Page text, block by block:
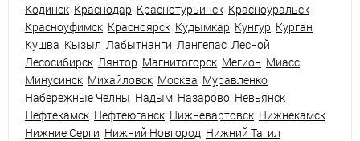
Кодинск Краснодар Краснотурьинск Красноуральск
Красноуфимск Красноярск Кудымкар Кунгур Курган
Кушва Кызыл Лабытнанги Лангепас Лесной
Лесосибирск Лянтор Магнитогорск Мегион Миасс
Минусинск Михайловск Москва Муравленко
Набережные Челны Надым Назарово Невьянск
Нефтекамск Нефтеюганск Нижневартовск Нижнекамск
Нижние Серги Нижний Новгород Нижний Тагил